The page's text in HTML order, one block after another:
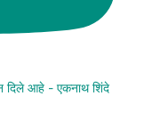
दिले आहे - एकनाथ शिंदे